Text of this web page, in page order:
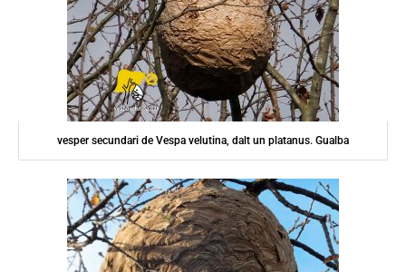
vesper secundari de Vespa velutina, dalt un platanus. Gualba